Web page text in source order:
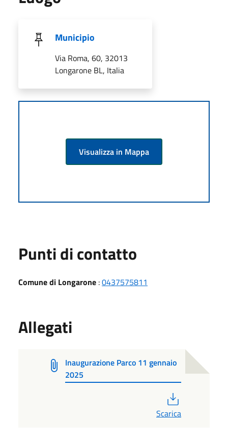
Municipio
Via Roma, 60, 32013
Longarone BL, Italia
Visualizza in Mappa
Punti di contatto
Comune di Longarone :0437575811
Allegati
Inaugurazione Parco 11 gennaio
2025
Scarica